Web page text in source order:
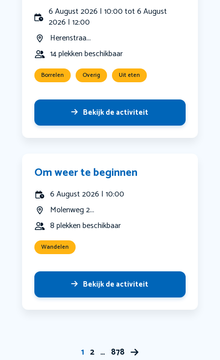
6 August 2026 | 10:00 tot 6 August
2026 | 12:00
Herenstraa...
14 plekken beschikbaar
Borrelen Overig Uit eten
Bekijk de activiteit
Om weer te beginnen
6 August 2026 | 10:00
Molenweg 2...
8 plekken beschikbaar
Wandelen
Bekijk de activiteit
1 2 … 878